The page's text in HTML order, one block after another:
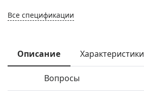
Все спецификации
Описание Характеристики
Вопросы